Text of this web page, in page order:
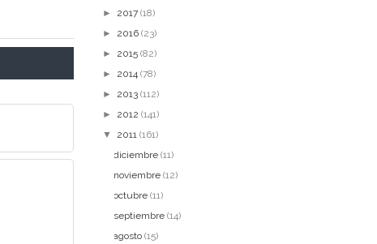
►
2017 (18)
►
2016 (23)
►
2015 (82)
►
2014 (78)
►
2013 (112)
►
2012 (141)
▼
2011 (161)
diciembre (11)
noviembre (12)
octubre (11)
septiembre (14)
agosto (15)